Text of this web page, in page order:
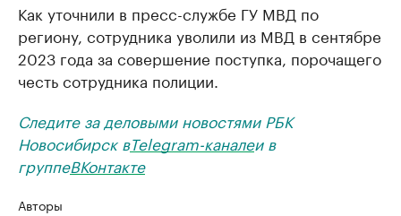
Как уточнили в пресс-службе ГУ МВД по
региону, сотрудника уволили из МВД в сентябре
2023 года за совершение поступка, порочащего
честь сотрудника полиции.
Следите за деловыми новостями РБК
Новосибирск вTelegram-каналеи в
группеВКонтакте
Авторы